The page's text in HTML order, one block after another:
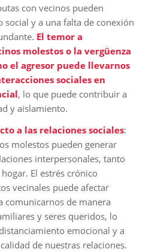
con vecinos pueden
social y a una falta de conexión
El temor a
molestos o la vergüenza
el agresor puede llevarnos
sociales en
, lo que puede contribuir a
y aislamiento.
a las relaciones sociales:
molestos pueden generar
interpersonales, tanto
El estrés crónico
vecinales puede afectar
comunicarnos de manera
y seres queridos, lo
emocional y a
de nuestras relaciones.